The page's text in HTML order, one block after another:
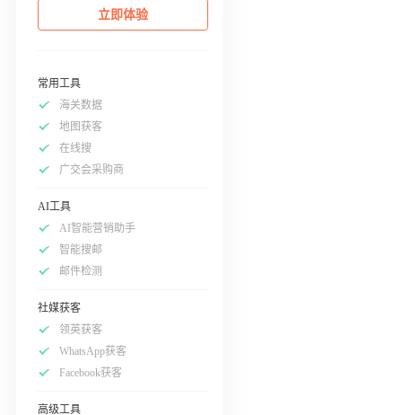
立即体验
常用工具
海关数据
地图获客
在线搜
广交会采购商
AI工具
AI智能营销助手
智能搜邮
邮件检测
社媒获客
领英获客
WhatsApp获客
Facebook获客
高级工具